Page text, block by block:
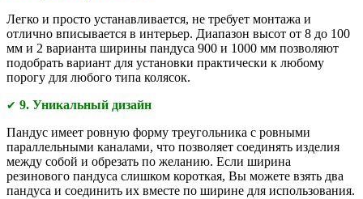
Легко и просто устанавливается, не требует монтажа и
отлично вписывается в интерьер. Диапазон высот от 8 до 100
мм и 2 варианта ширины пандуса 900 и 1000 мм позволяют
подобрать вариант для установки практически к любому
порогу для любого типа колясок.
✔ 9. Уникальный дизайн
Пандус имеет ровную форму треугольника с ровными
параллельными каналами, что позволяет соединять изделия
между собой и обрезать по желанию. Если ширина
резинового пандуса слишком короткая, Вы можете взять два
пандуса и соединить их вместе по ширине для использования.